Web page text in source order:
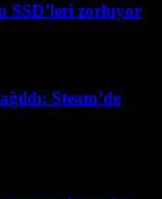
SSD’leri zorluyor
Steam’de